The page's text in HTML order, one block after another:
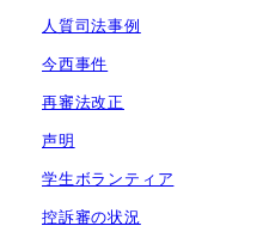
人質司法事例
今西事件
再審法改正
声明
学生ボランティア
控訴審の状況